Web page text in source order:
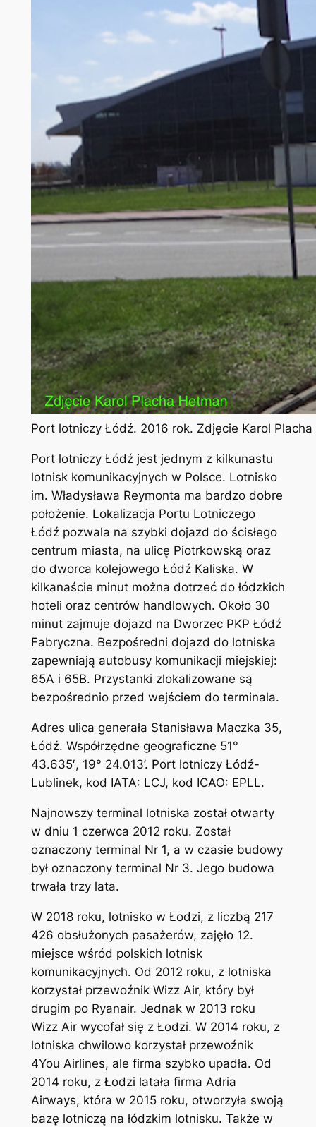
Port lotniczy Łódź. 2016 rok. Zdjęcie Karol
Port lotniczy Łódź jest jednym z kilkunastu
lotnisk komunikacyjnych w Polsce. Lotnisko
im. Władysława Reymonta ma bardzo dobre
położenie. Lokalizacja Portu Lotniczego
Łódź pozwala na szybki dojazd do ścisłego
centrum miasta, na ulicę Piotrkowską oraz
do dworca kolejowego Łódź Kaliska. W
kilkanaście minut można dotrzeć do łódzkich
hoteli oraz centrów handlowych. Około 30
minut zajmuje dojazd na Dworzec PKP Łódź
Fabryczna. Bezpośredni dojazd do lotniska
zapewniają autobusy komunikacji miejskiej:
65A i 65B. Przystanki zlokalizowane są
bezpośrednio przed wejściem do terminala.
Adres ulica generała Stanisława Maczka 35,
Łódź. Współrzędne geograficzne 51°
43.635′, 19° 24.013’. Port lotniczy Łódź-
Lublinek, kod IATA: LCJ, kod ICAO: EPLL.
Najnowszy terminal lotniska został otwarty
w dniu 1 czerwca 2012 roku. Został
oznaczony terminal Nr 1, a w czasie budowy
był oznaczony terminal Nr 3. Jego budowa
trwała trzy lata.
W 2018 roku, lotnisko w Łodzi, z liczbą 217
426 obsłużonych pasażerów, zajęło 12.
miejsce wśród polskich lotnisk
komunikacyjnych. Od 2012 roku, z lotniska
korzystał przewoźnik Wizz Air, który był
drugim po Ryanair. Jednak w 2013 roku
Wizz Air wycofał się z Łodzi. W 2014 roku, z
lotniska chwilowo korzystał przewoźnik
4You Airlines, ale firma szybko upadła. Od
2014 roku, z Łodzi latała firma Adria
Airways, która w 2015 roku, otworzyła swoją
bazę lotniczą na łódzkim lotnisku. Także w